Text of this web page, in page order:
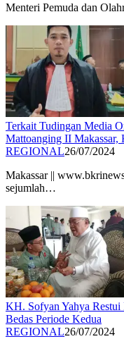
Menteri Pemuda dan
Terkait Tudingan Media
Mattoanging II Makassar,
REGIONAL26/07/2024
Makassar ||
sejumlah…
KH. Sofyan Yahya
Bedas Periode Kedua
REGIONAL26/07/2024